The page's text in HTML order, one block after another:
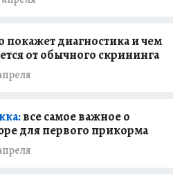
покажет диагностика и чем
от обычного скрининга
все самое важное о
для первого прикорма